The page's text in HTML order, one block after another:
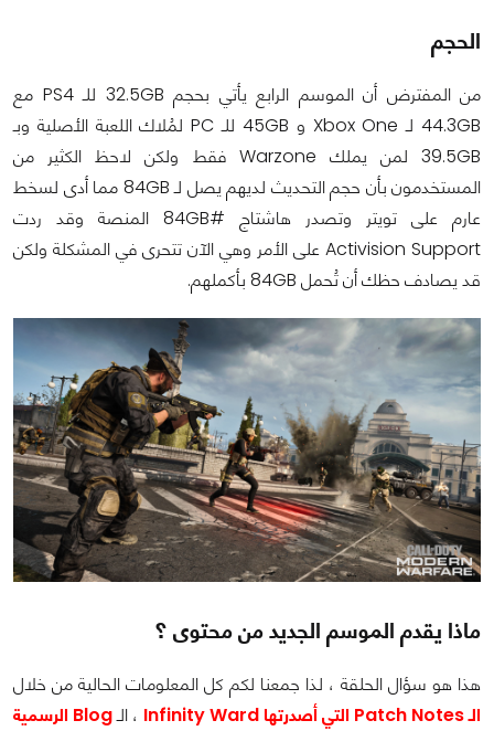
الحجم
من المفترض أن الموسم الرابع يأتي بحجم 32.5GB للـ PS4 مع
44.3GB لـ Xbox One و 45GB للـ PC لمُلاك اللعبة الأصلية وبـ
39.5GB لمن يملك Warzone فقط ولكن لاحظ الكثير من
المستخدمون بأن حجم التحديث لديهم يصل لـ 84GB مما أدى لسخط
عارم على تويتر وتصدر هاشتاج #84GB المنصة وقد ردت
Activision Support على الأمر وهي الآن تتحرى في المشكلة ولكن
قد يصادف حظك أن تُحمل 84GB بأكملهم.
ماذا يقدم الموسم الجديد من محتوى ؟
هذا هو سؤال الحلقة ، لذا جمعنا لكم كل المعلومات الحالية من خلال
الـ Patch Notes التي أصدرتها Infinity Ward
، الـ
Blog الرسمية